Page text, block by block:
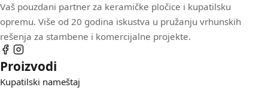
Vaš pouzdani partner za keramičke pločice i kupatilsku
opremu. Više od 20 godina iskustva u pružanju vrhunskih
rešenja za stambene i komercijalne projekte.
Proizvodi
Kupatilski nameštaj